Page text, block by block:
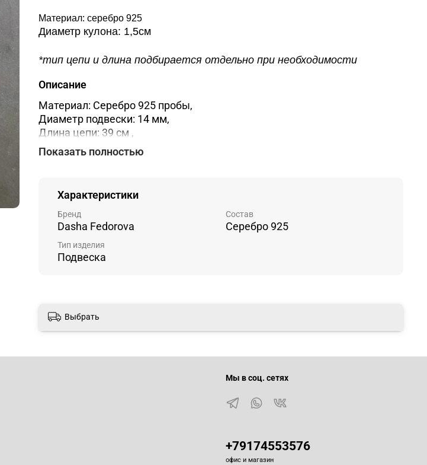
Материал: серебро 925
Диаметр кулона: 1,5см
*тип цепи и длина подбирается отдельно при необходимости
Описание
Материал: Серебро 925 пробы,
Диаметр подвески: 14 мм,
Длина цепи: 39 см ,
Тип цепи: Ролло.
Показать полностью
Характеристики
Бренд
Dasha Fedorova
Состав
Серебро 925
Тип изделия
Подвеска
Выбрать
Мы в соц. сетях
+79174553576
офис и магазин